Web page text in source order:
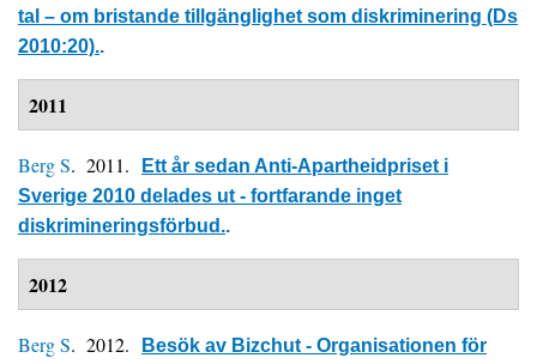
tal – om bristande tillgänglighet som diskriminering (Ds
2010:20)..
2011
Berg S. 2011.
Ett år sedan Anti-Apartheidpriset i
Sverige 2010 delades ut - fortfarande inget
diskrimineringsförbud..
2012
Berg S. 2012.
Besök av Bizchut - Organisationen för